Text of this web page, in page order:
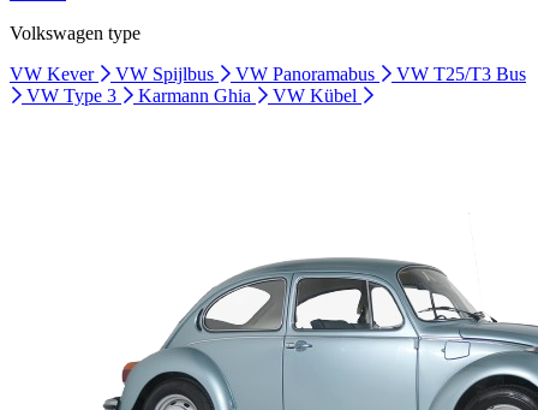
Volkswagen type
VW Kever
VW Spijlbus VW Panoramabus
VW T25/T3 Bus
VW Type 3
Karmann Ghia VW Kübel